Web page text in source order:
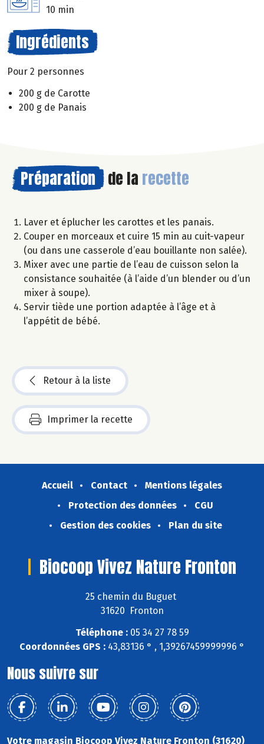
10 min
Ingrédients
Pour 2 personnes
200 g de Carotte
200 g de Panais
Préparation de la recette
Laver et éplucher les carottes et les panais.
Couper en morceaux et cuire 15 min au cuit-vapeur
(ou dans une casserole d’eau bouillante non salée).
Mixer avec une partie de l’eau de cuisson selon la
consistance souhaitée (à l’aide d’un blender ou d’un
mixer à soupe).
Servir tiède une portion adaptée à l’âge et à
l’appétit de bébé.
Retour à la liste
Imprimer la recette
Accueil Contact
Mentions légales
Protection des données
CGU
Gestion des cookies
Plan du site
Biocoop Vivez Nature Fronton
25 chemin du Buguet
31620 Fronton
Téléphone :05 34 27 78 59
Coordonnées GPS : 43,83136 ° , 1,39267459999996 °
Nous suivre sur
Votre magasin Biocoop Vivez Nature Fronton (31620)